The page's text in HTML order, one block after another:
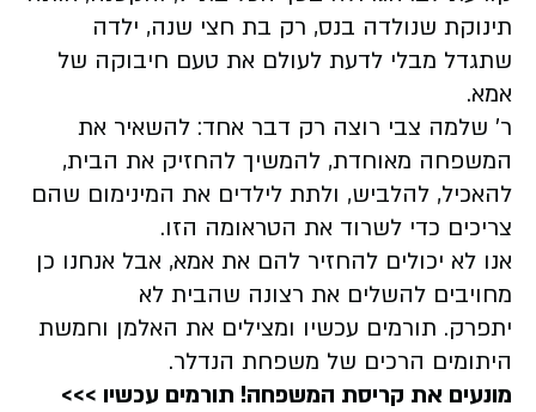
תינוקת שנולדה בנס, רק בת חצי שנה, ילדה
שתגדל מבלי לדעת לעולם את טעם חיבוקה של
אמא.
ר' שלמה צבי רוצה רק דבר אחד: להשאיר את
המשפחה מאוחדת, להמשיך להחזיק את הבית,
להאכיל, להלביש, ולתת לילדים את המינימום שהם
צריכים כדי לשרוד את הטראומה הזו.
אנו לא יכולים להחזיר להם את אמא, אבל אנחנו כן
מחויבים להשלים את רצונה שהבית לא
יתפרק. תורמים עכשיו ומצילים את האלמן וחמשת
היתומים הרכים של משפחת הנדלר.
מונעים את קריסת המשפחה! תורמים עכשיו >>>